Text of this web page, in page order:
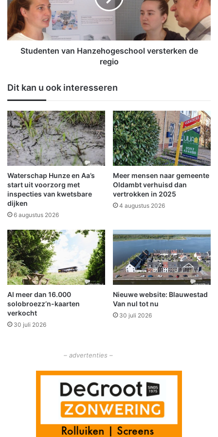
n
g
s
p
v
o
o
r
a
f
v
a
l
b
r
e
n
s
t
a
t
i
o
n
n
e
n
a
n
z
e
h
o
g
e
s
c
h
o
o
v
e
r
s
t
e
r
k
e
n
Studenten van Hanzehogeschool versterken de
regio
Dit kan u ook interesseren
Waterschap Hunze en Aa’s
start uit voorzorg met
inspecties van kwetsbare
dijken
6 augustus 2026
Meer mensen naar gemeente
Oldambt verhuisd dan
vertrokken in 2025
4 augustus 2026
Al meer dan 16.000
solobroezz’n-kaarten
verkocht
30 juli 2026
Nieuwe website: Blauwestad
Van nul tot nu
30 juli 2026
– advertenties –